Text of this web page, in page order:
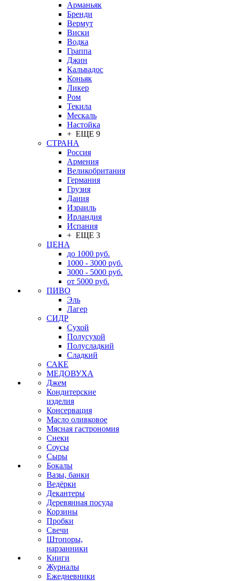
Арманьяк
Бренди
Вермут
Виски
Водка
Граппа
Джин
Кальвадос
Коньяк
Ликер
Ром
Текила
Мескаль
Настойка
+ ЕЩЕ 9
СТРАНА
Россия
Армения
Великобритания
Германия
Грузия
Дания
Израиль
Ирландия
Испания
+ ЕЩЕ 3
ЦЕНА
до 1000 руб.
1000 - 3000 руб.
3000 - 5000 руб.
от 5000 руб.
ПИВО
Эль
Лагер
СИДР
Сухой
Полусухой
Полусладкий
Сладкий
САКЕ
МЕДОВУХА
Джем
Кондитерские
изделия
Консервация
Масло оливковое
Мясная гастрономия
Снеки
Соусы
Сыры
Бокалы
Вазы, банки
Ведёрки
Декантеры
Деревянная посуда
Корзины
Пробки
Свечи
Штопоры,
нарзанники
Книги
Журналы
Ежедневники